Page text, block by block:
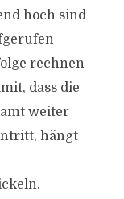
hoch sind
rechnen
dass die
weiter
hängt